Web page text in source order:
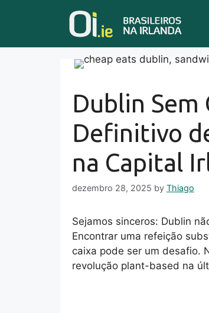
Dublin Sem
Definitivo
na Capital
dezembro 28, 2025 by Thiago
Sejamos sinceros: Dublin
Encontrar uma refeição
caixa pode ser um desafio.
revolução plant-based na